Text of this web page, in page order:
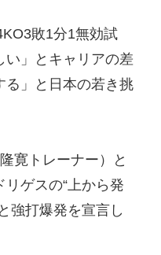
敗1分1無効試
い」とキャリアの差
る」と日本の若き挑
寛トレーナー）と
ゲスの“上から発
強打爆発を宣言し